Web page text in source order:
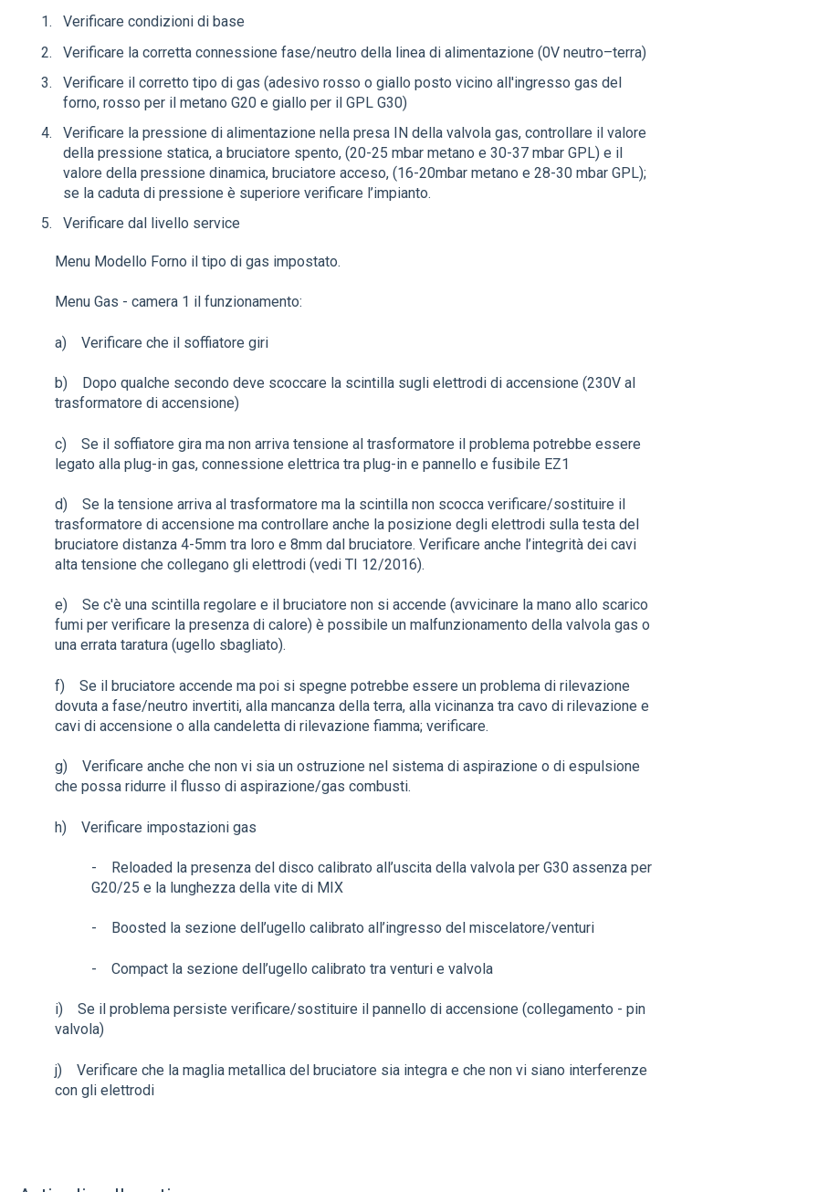
Verificare condizioni di base
Verificare la corretta connessione fase/neutro della linea di alimentazione (0V neutro–terra)
Verificare il corretto tipo di gas (adesivo rosso o giallo posto vicino all'ingresso gas del
forno, rosso per il metano G20 e giallo per il GPL G30)
Verificare la pressione di alimentazione nella presa IN della valvola gas, controllare il valore
della pressione statica, a bruciatore spento, (20-25 mbar metano e 30-37 mbar GPL) e il
valore della pressione dinamica, bruciatore acceso, (16-20mbar metano e 28-30 mbar GPL);
se la caduta di pressione è superiore verificare l’impianto.
Verificare dal livello service
Menu Modello Forno il tipo di gas impostato.
Menu Gas - camera 1 il funzionamento:
a) Verificare che il soffiatore giri
b) Dopo qualche secondo deve scoccare la scintilla sugli elettrodi di accensione (230V al
trasformatore di accensione)
c) Se il soffiatore gira ma non arriva tensione al trasformatore il problema potrebbe essere
legato alla plug-in gas, connessione elettrica tra plug-in e pannello e fusibile EZ1
d) Se la tensione arriva al trasformatore ma la scintilla non scocca verificare/sostituire il
trasformatore di accensione ma controllare anche la posizione degli elettrodi sulla testa del
bruciatore distanza 4-5mm tra loro e 8mm dal bruciatore. Verificare anche l’integrità dei cavi
alta tensione che collegano gli elettrodi (vedi TI 12/2016).
e) Se c'è una scintilla regolare e il bruciatore non si accende (avvicinare la mano allo scarico
fumi per verificare la presenza di calore) è possibile un malfunzionamento della valvola gas o
una errata taratura (ugello sbagliato).
f) Se il bruciatore accende ma poi si spegne potrebbe essere un problema di rilevazione
dovuta a fase/neutro invertiti, alla mancanza della terra, alla vicinanza tra cavo di rilevazione e
cavi di accensione o alla candeletta di rilevazione fiamma; verificare.
g) Verificare anche che non vi sia un ostruzione nel sistema di aspirazione o di espulsione
che possa ridurre il flusso di aspirazione/gas combusti.
h) Verificare impostazioni gas
- Reloaded la presenza del disco calibrato all’uscita della valvola per G30 assenza per
G20/25 e la lunghezza della vite di MIX
- Boosted la sezione dell’ugello calibrato all’ingresso del miscelatore/venturi
- Compact la sezione dell’ugello calibrato tra venturi e valvola
i) Se il problema persiste verificare/sostituire il pannello di accensione (collegamento - pin
valvola)
j) Verificare che la maglia metallica del bruciatore sia integra e che non vi siano interferenze
con gli elettrodi